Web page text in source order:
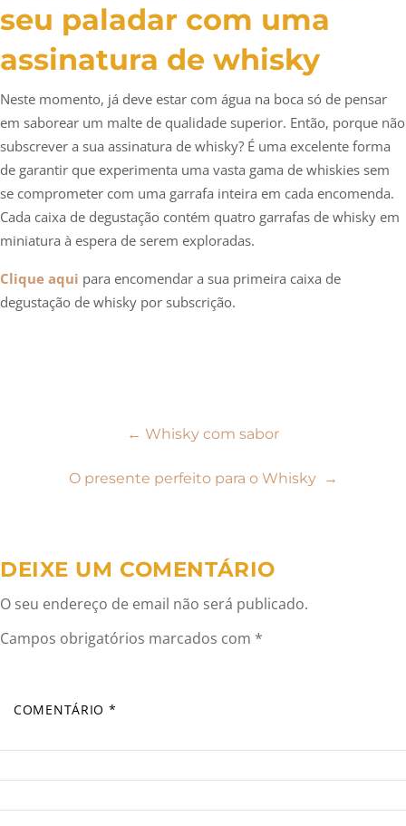
seu paladar com uma
assinatura de whisky
Neste momento, já deve estar com água na boca só de pensar
em saborear um malte de qualidade superior. Então, porque não
subscrever a sua assinatura de whisky? É uma excelente forma
de garantir que experimenta uma vasta gama de whiskies sem
se comprometer com uma garrafa inteira em cada encomenda.
Cada caixa de degustação contém quatro garrafas de whisky em
miniatura à espera de serem exploradas.
Clique aqui para encomendar a sua primeira caixa de
degustação de whisky por subscrição.
Navegação
← Whisky com sabor
O presente perfeito para o Whisky →
DEIXE UM COMENTÁRIO
O seu endereço de email não será publicado.
Campos obrigatórios marcados com *
COMENTÁRIO *